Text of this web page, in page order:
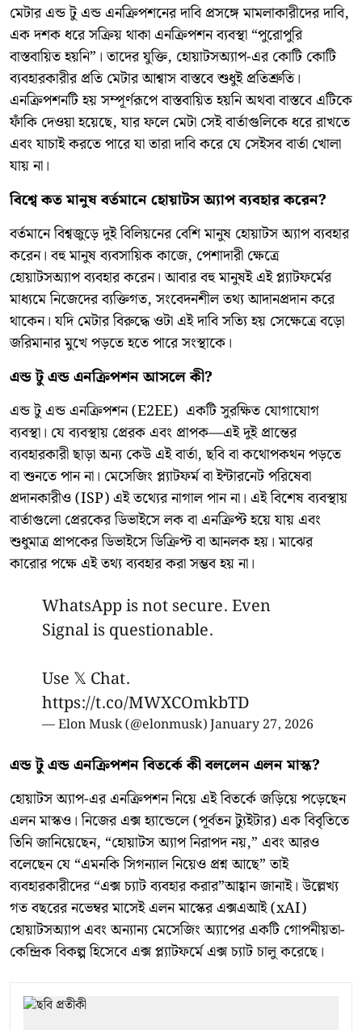
মেটার এন্ড টু এন্ড এনক্রিপশনের দাবি প্রসঙ্গে মামলাকারীদের দাবি,
এক দশক ধরে সক্রিয় থাকা এনক্রিপশন ব্যবস্থা “পুরোপুরি
বাস্তবায়িত হয়নি”। তাদের যুক্তি, হোয়াটসঅ্যাপ-এর কোটি কোটি
ব্যবহারকারীর প্রতি মেটার আশ্বাস বাস্তবে শুধুই প্রতিশ্রুতি।
এনক্রিপশনটি হয় সম্পূর্ণরূপে বাস্তবায়িত হয়নি অথবা বাস্তবে এটিকে
ফাঁকি দেওয়া হয়েছে, যার ফলে মেটা সেই বার্তাগুলিকে ধরে রাখতে
এবং যাচাই করতে পারে যা তারা দাবি করে যে সেইসব বার্তা খোলা
যায় না।
বিশ্বে কত মানুষ বর্তমানে হোয়াটস অ্যাপ ব্যবহার করেন?
বর্তমানে বিশ্বজুড়ে দুই বিলিয়নের বেশি মানুষ হোয়াটস অ্যাপ ব্যবহার
করেন। বহু মানুষ ব্যবসায়িক কাজে, পেশাদারী ক্ষেত্রে
হোয়াটসঅ্যাপ ব্যবহার করেন। আবার বহু মানুষই এই প্ল্যাটফর্মের
মাধ্যমে নিজেদের ব্যক্তিগত, সংবেদনশীল তথ্য আদানপ্রদান করে
থাকেন। যদি মেটার বিরুদ্ধে ওটা এই দাবি সত্যি হয় সেক্ষেত্রে বড়ো
জরিমানার মুখে পড়তে হতে পারে সংস্থাকে।
এন্ড টু এন্ড এনক্রিপশন আসলে কী?
এন্ড টু এন্ড এনক্রিপশন (E2EE) একটি সুরক্ষিত যোগাযোগ
ব্যবস্থা। যে ব্যবস্থায় প্রেরক এবং প্রাপক—এই দুই প্রান্তের
ব্যবহারকারী ছাড়া অন্য কেউ এই বার্তা, ছবি বা কথোপকথন পড়তে
বা শুনতে পান না। মেসেজিং প্ল্যাটফর্ম বা ইন্টারনেট পরিষেবা
প্রদানকারীও (ISP) এই তথ্যের নাগাল পান না। এই বিশেষ ব্যবস্থায়
বার্তাগুলো প্রেরকের ডিভাইসে লক বা এনক্রিপ্ট হয়ে যায় এবং
শুধুমাত্র প্রাপকের ডিভাইসে ডিক্রিপ্ট বা আনলক হয়। মাঝের
কারোর পক্ষে এই তথ্য ব্যবহার করা সম্ভব হয় না।
WhatsApp is not secure. Even
Signal is questionable.
Use 𝕏 Chat.
https://t.co/MWXCOmkbTD
— Elon Musk (@elonmusk)January 27, 2026
এন্ড টু এন্ড এনক্রিপশন বিতর্কে কী বললেন এলন মাস্ক?
হোয়াটস অ্যাপ-এর এনক্রিপশন নিয়ে এই বিতর্কে জড়িয়ে পড়েছেন
এলন মাস্কও। নিজের এক্স হ্যান্ডেলে (পূর্বতন ট্যুইটার) এক বিবৃতিতে
তিনি জানিয়েছেন, “হোয়াটস অ্যাপ নিরাপদ নয়,” এবং আরও
বলেছেন যে “এমনকি সিগন্যাল নিয়েও প্রশ্ন আছে” তাই
ব্যবহারকারীদের “এক্স চ্যাট ব্যবহার করার”আহ্বান জানাই। উল্লেখ্য
গত বছরের নভেম্বর মাসেই এলন মাস্কের এক্সএআই (xAI)
হোয়াটসঅ্যাপ এবং অন্যান্য মেসেজিং অ্যাপের একটি গোপনীয়তা-
কেন্দ্রিক বিকল্প হিসেবে এক্স প্ল্যাটফর্মে এক্স চ্যাট চালু করেছে।